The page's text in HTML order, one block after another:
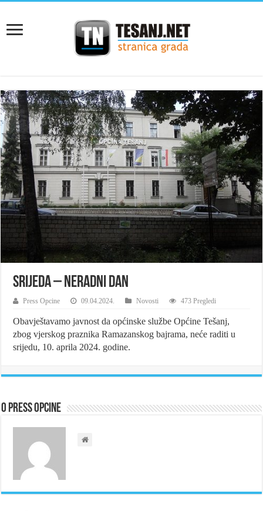
Srijeda – neradni dan
Press Opcine 09.04.2024. Novosti 473 Pregledi
Obavještavamo javnost da općinske službe Općine Tešanj,
zbog vjerskog praznika Ramazanskog bajrama, neće raditi u
srijedu, 10. aprila 2024. godine.
O Press Opcine